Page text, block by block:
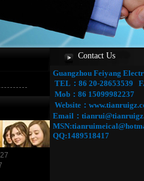
Contact Us
Guangzhou Feiyang
TEL：86 20-28653539
Mob：86 15099982237
Website：
Email：
QQ:1489518417